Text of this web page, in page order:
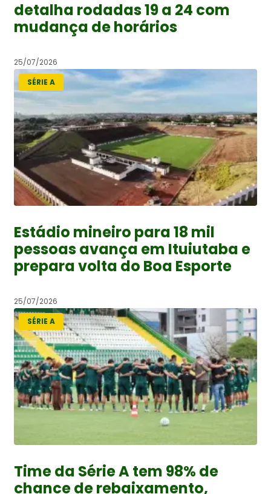
detalha rodadas 19 a 24 com
mudança de horários
25/07/2026
SÉRIE A
Estádio mineiro para 18 mil
pessoas avança em Ituiutaba e
prepara volta do Boa Esporte
25/07/2026
SÉRIE A
Time da Série A tem 98% de
chance de rebaixamento,